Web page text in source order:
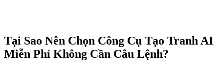
Tại Sao Nên Chọn Công Cụ Tạo Tranh AI
Miễn Phí Không Cần Câu Lệnh?